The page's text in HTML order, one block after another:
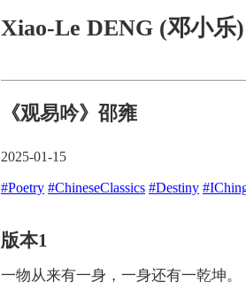
Xiao-Le DENG (邓小乐)
《观易吟》邵雍
2025-01-15
#Poetry #ChineseClassics #Destiny
版本1
一物从来有一身，一身还有一乾坤。